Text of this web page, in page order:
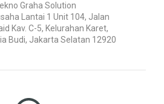
Graha Solution
Lantai 1 Unit 104, Jalan
Kav. C-5, Kelurahan Karet,
Budi, Jakarta Selatan 12920